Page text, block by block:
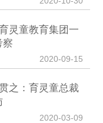
灵童教育集团一
察
2020-09-15
之：育灵童总裁
2020-03-09